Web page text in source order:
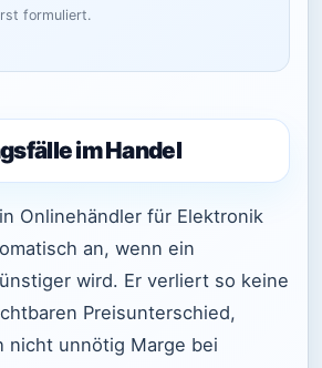
formuliert.
im Handel
Onlinehändler für Elektronik
an, wenn ein
wird. Er verliert so keine
Preisunterschied,
nicht unnötig Marge bei